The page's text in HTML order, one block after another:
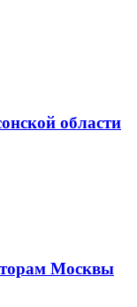
области
Москвы